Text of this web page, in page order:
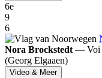
6e
9
6
Nora Brockstedt — Voi
(Georg Elgaaen)
Video & Meer